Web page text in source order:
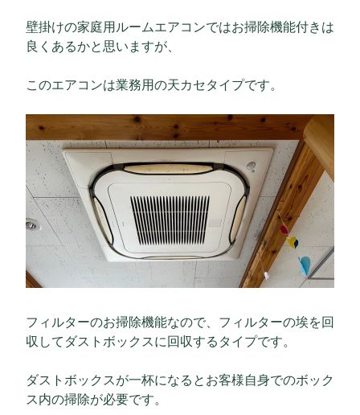
壁掛けの家庭用ルームエアコンではお掃除機能付きは
良くあるかと思いますが、
このエアコンは業務用の天カセタイプです。
フィルターのお掃除機能なので、フィルターの埃を回
収してダストボックスに回収するタイプです。
ダストボックスが一杯になるとお客様自身でのボック
ス内の掃除が必要です。